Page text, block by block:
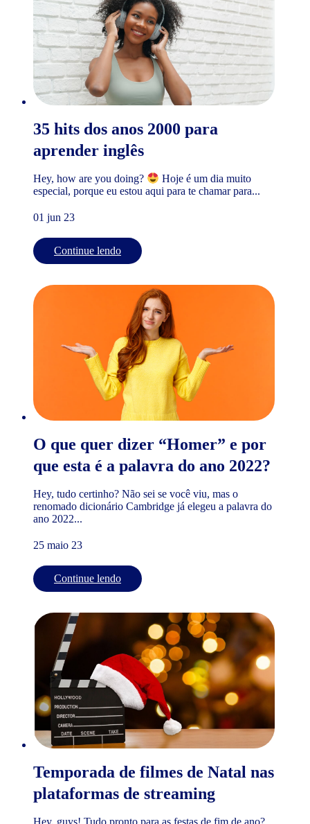
35 hits dos anos 2000 para
aprender inglês
Hey, how are you doing?
Hoje é um dia muito
especial, porque eu estou aqui para te chamar para...
01 jun 23
Continue lendo
O que quer dizer “Homer” e por
que esta é a palavra do ano 2022?
Hey, tudo certinho? Não sei se você viu, mas o
renomado dicionário Cambridge já elegeu a palavra do
ano 2022...
25 maio 23
Continue lendo
Temporada de filmes de Natal nas
plataformas de streaming